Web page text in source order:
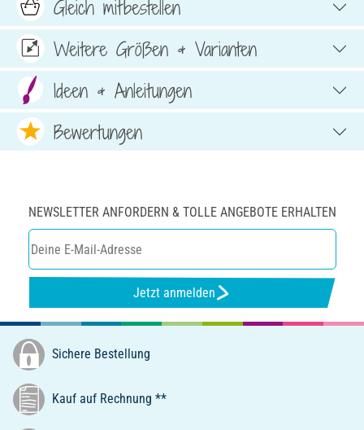
Gleich mitbestellen
Weitere Größen & Varianten
Ideen & Anleitungen
Bewertungen
NEWSLETTER ANFORDERN & TOLLE ANGEBOTE ERHALTEN
Jetzt anmelden
Sichere Bestellung
Kauf auf Rechnung **